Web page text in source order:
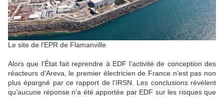
Le site de l'EPR de Flamanville
Alors que l’État fait reprendre à EDF l’activité de conception des
réacteurs d’Areva, le premier électricien de France n’est pas non
plus épargné par ce rapport de l’IRSN. Les conclusions révèlent
qu’aucune réponse n’a été apportée par EDF sur les risques que